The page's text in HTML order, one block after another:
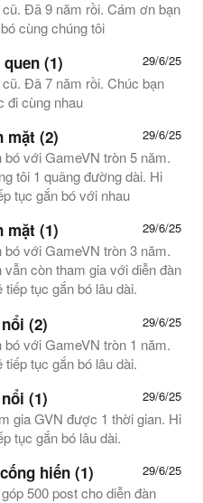
Đã 9 năm rồi. Cám ơn bạn
cùng chúng tôi
29/6/25
(1)
Đã 7 năm rồi. Chúc bạn
đi cùng nhau
29/6/25
mặt (2)
với GameVN tròn 5 năm.
tôi 1 quãng đường dài. Hi
tục gắn bó với nhau
29/6/25
mặt (1)
với GameVN tròn 3 năm.
vẫn còn tham gia với diễn đàn
tục gắn bó lâu dài.
29/6/25
(2)
với GameVN tròn 1 năm.
tục gắn bó lâu dài.
29/6/25
(1)
gia GVN được 1 thời gian. Hi
tục gắn bó lâu dài.
29/6/25
hiến (1)
500 post cho diễn đàn